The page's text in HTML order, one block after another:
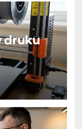
druku